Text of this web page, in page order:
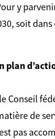
y
soit dans
plan
Conseil
de
pas